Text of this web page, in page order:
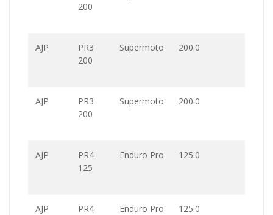
200
AJP
PR3
200
Supermoto 200.0
AJP
PR3
200
Supermoto 200.0
AJP
PR4
125
Enduro Pro 125.0
AJP
PR4
Enduro Pro 125.0